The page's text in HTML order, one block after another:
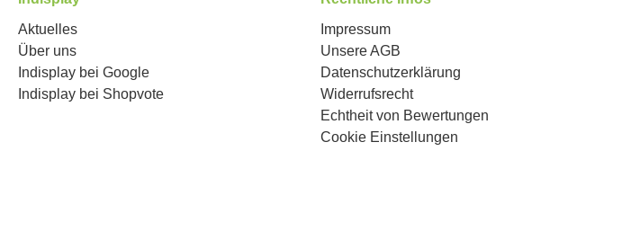
Aktuelles
Über uns
Indisplay bei Google
Indisplay bei Shopvote
Impressum
Unsere AGB
Datenschutzerklärung
Widerrufsrecht
Echtheit von Bewertungen
Cookie Einstellungen